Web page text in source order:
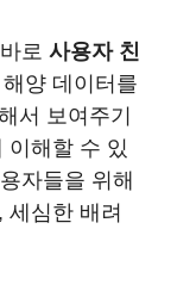
로 사용자 친
양 데이터를
서 보여주기
이해할 수 있
자들을 위해
심한 배려